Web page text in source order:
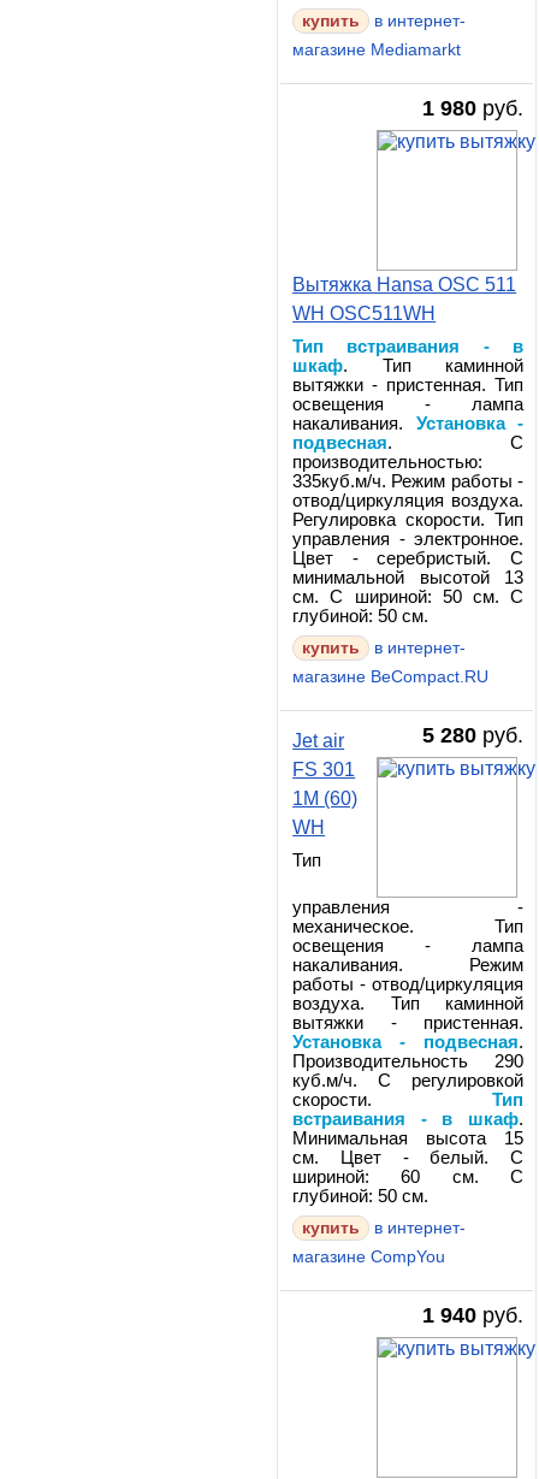
в интернет-
магазине Mediamarkt
1 980 руб.
Вытяжка Hansa OSC 511
WH OSC511WH
Тип встраивания - в
шкаф. Тип каминной
вытяжки - пристенная. Тип
освещения - лампа
накаливания. Установка -
подвесная. С
производительностью:
335куб.м/ч. Режим работы -
отвод/циркуляция воздуха.
Регулировка скорости. Тип
управления - электронное.
Цвет - серебристый. С
минимальной высотой 13
см. С шириной: 50 см. С
глубиной: 50 см.
в интернет-
магазине BeCompact.RU
5 280 руб.
Jet air
FS 301
1M (60)
WH
Тип
управления -
механическое. Тип
освещения - лампа
накаливания. Режим
работы - отвод/циркуляция
воздуха. Тип каминной
вытяжки - пристенная.
Установка - подвесная.
Производительность 290
куб.м/ч. С регулировкой
скорости.Тип
встраивания - в шкаф.
Минимальная высота 15
см. Цвет - белый. С
шириной: 60 см. С
глубиной: 50 см.
в интернет-
магазине CompYou
1 940 руб.